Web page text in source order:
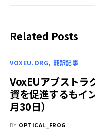
Related Posts
VOXEU.ORG 翻訳記事
VoxEUアブストラ
資を促進するもイ
月30日）
BY OPTICAL_FROG